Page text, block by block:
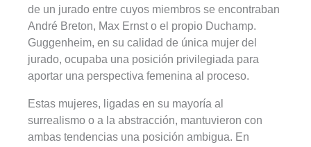
de un jurado entre cuyos miembros se encontraban
André Breton, Max Ernst o el propio Duchamp.
Guggenheim, en su calidad de única mujer del
jurado, ocupaba una posición privilegiada para
aportar una perspectiva femenina al proceso.
Estas mujeres, ligadas en su mayoría al
surrealismo o a la abstracción, mantuvieron con
ambas tendencias una posición ambigua. En